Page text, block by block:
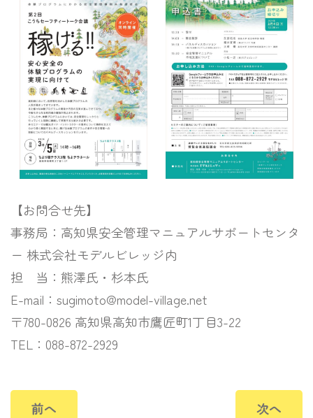
【お問合せ先】
事務局：高知県安全管理マニュアルサポートセンタ
ー 株式会社モデルビレッジ内
担 当：熊澤氏・杉本氏
E-mail：sugimoto@model-village.net
〒780-0826 高知県高知市鷹匠町1丁目3-22
TEL：088-872-2929
前へ 次へ